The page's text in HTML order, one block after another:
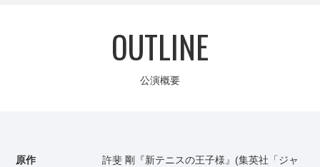
OUTLINE
公演概要
原作
許斐 剛『新テニスの王子様』(集英社「ジャ